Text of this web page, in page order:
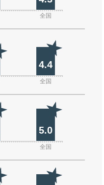
全国
4.4
全国
5.0
全国